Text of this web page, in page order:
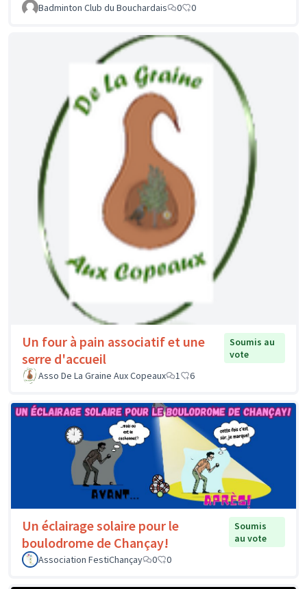
Badminton Club du Bouchardais 0 0
Un four à pain associatif et une
serre d'accueil
Soumis au
vote
Asso De La Graine Aux Copeaux
1 6
Un éclairage solaire pour le
boulodrome de Chançay!
Soumis
au vote
Association FestiChançay
0 0